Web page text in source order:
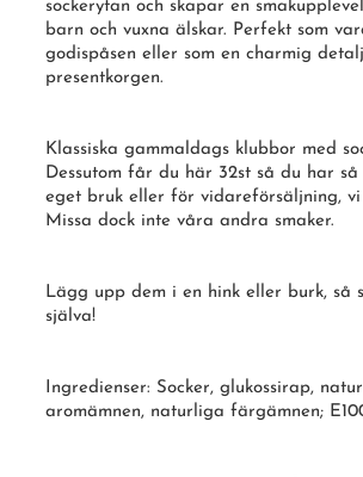
sockerytan och skapar en
barn och vuxna älskar. Perfekt som
godispåsen eller som en charmig
presentkorgen.
Klassiska gammaldags klubbor med
Dessutom får du här 32st så du har
eget bruk eller för vidareförsäljning, vi
Missa dock inte våra andra smaker.
Lägg upp dem i en hink eller burk, så
själva!
Ingredienser: Socker, glukossirap,
aromämnen, naturliga färgämnen;